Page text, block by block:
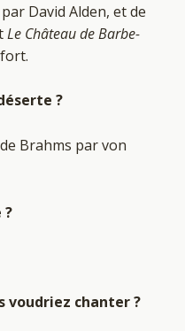
David Alden, et de
Le Château de Barbe-
?
Brahms par von
?
voudriez chanter ?